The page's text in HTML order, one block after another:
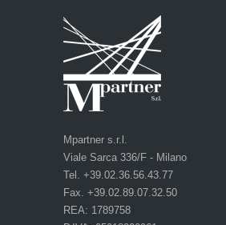
Mpartner s.r.l.
Viale Sarca 336/F - Milano
Tel. +39.02.36.56.43.77
Fax. +39.02.89.07.32.50
REA: 1789758